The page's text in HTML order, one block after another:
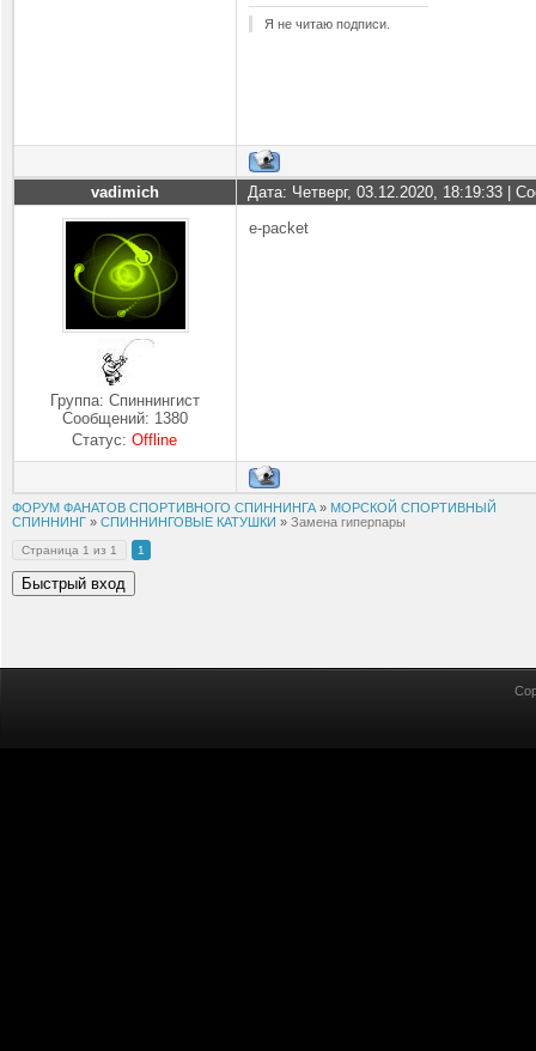
Я не читаю подписи.
vadimich Дата: Четверг, 03.12.2020, 18:19:33 |
Группа: Спиннингист
Сообщений: 1380
Статус:Offline
e-packet
ФОРУМ ФАНАТОВ СПОРТИВНОГО СПИННИНГА » МОРСКОЙ СПОРТИВНЫЙ
СПИННИНГ » СПИННИНГОВЫЕ КАТУШКИ » Замена гиперпары
Страница 1 из 1 1